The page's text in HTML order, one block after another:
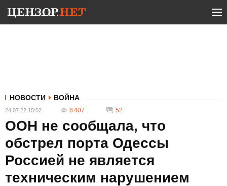
НОВОСТИ ВОЙНА
24.07.22 15:02 8 407 52
ООН не сообщала, что
обстрел порта Одессы
Россией не является
техническим нарушением